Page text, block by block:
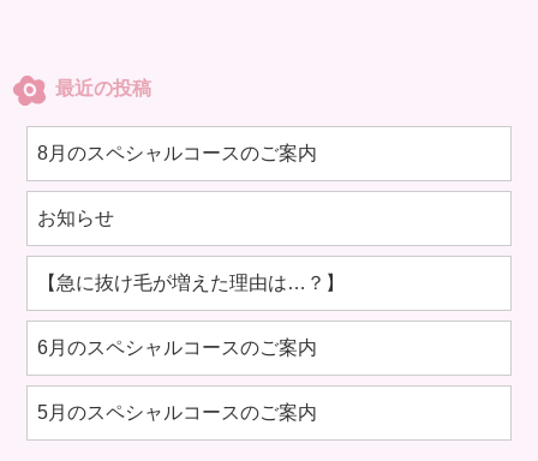
最近の投稿
8月のスペシャルコースのご案内
お知らせ
【急に抜け毛が増えた理由は…？】
6月のスペシャルコースのご案内
5月のスペシャルコースのご案内